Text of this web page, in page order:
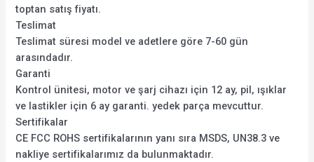
toptan satış fiyatı.
Teslimat
Teslimat süresi model ve adetlere göre 7-60 gün
arasındadır.
Garanti
Kontrol ünitesi, motor ve şarj cihazı için 12 ay, pil, ışıklar
ve lastikler için 6 ay garanti. yedek parça mevcuttur.
Sertifikalar
CE FCC ROHS sertifikalarının yanı sıra MSDS, UN38.3 ve
nakliye sertifikalarımız da bulunmaktadır.